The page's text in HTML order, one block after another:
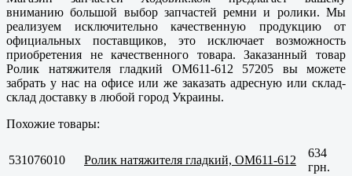
вниманию большой выбор запчастей ремни и ролики. Мы
реализуем исключительно качественную продукцию от
официальных поставщиков, это исключает возможность
приобретения не качественного товара. Заказанный товар
Ролик натяжителя гладкий OM611-612 57205 вы можете
забрать у нас на офисе или же заказать адресную или склад-
склад доставку в любой город Украины.
Похожие товары:
531076010 Ролик натяжителя гладкий, OM611-612
634
грн.